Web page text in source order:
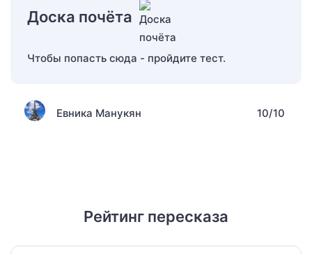
Доска почёта
Чтобы попасть сюда - пройдите тест.
Евника Манукян 10/10
Рейтинг пересказа